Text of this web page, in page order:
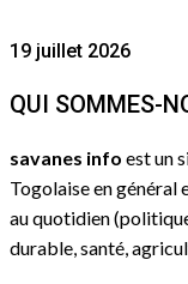
19 juillet 2026
QUI SOMMES-
savanes info est un
Togolaise en général
au quotidien
durable, santé,